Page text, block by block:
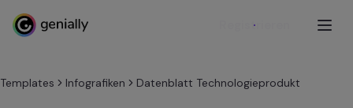
Registrieren
Templates Infografiken Datenblatt Technologieprodukt